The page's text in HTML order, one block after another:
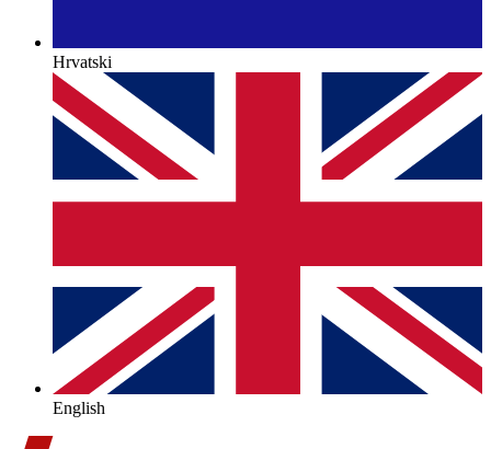
Hrvatski
English